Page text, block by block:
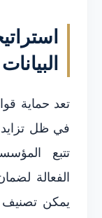
تعد حماية
في ظل تزايد
تتبع
الفعالة
يمكن تصنيف